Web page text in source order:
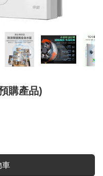
購產品)
車